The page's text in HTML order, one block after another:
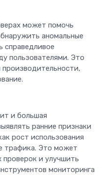
может помочь
аномальные
справедливое
пользователями. Это
и большая
ранние признаки
рост использования
трафика. Это может
проверок и улучшить
мониторинга